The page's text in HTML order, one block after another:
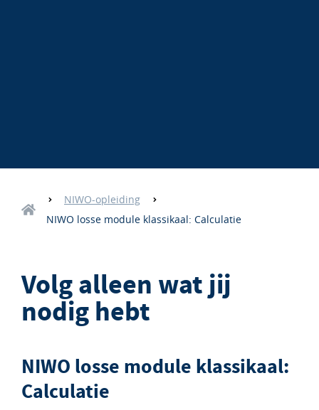
NIWO-opleiding
NIWO losse module klassikaal: Calculatie
Volg alleen wat jij
nodig hebt
NIWO losse module klassikaal:
Calculatie